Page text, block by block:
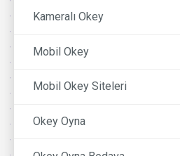
Kameralı Okey
Mobil Okey
Mobil Okey Siteleri
Okey Oyna